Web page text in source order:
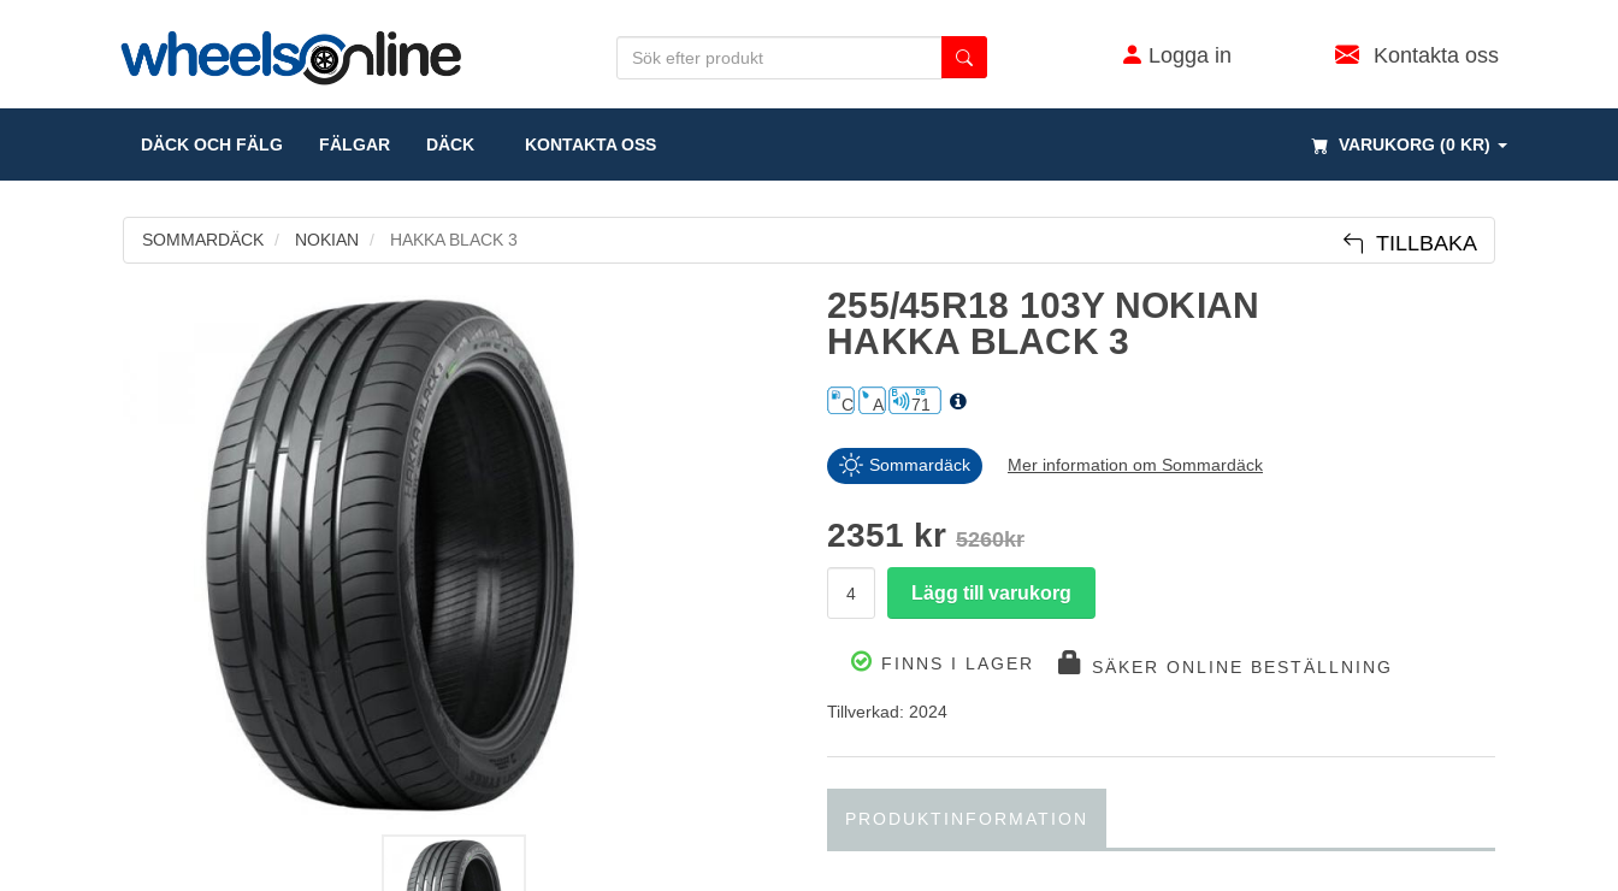
Logga in Kontakta oss
VARUKORG (0 KR)
DÄCK OCH FÄLG FÄLGAR DÄCK KONTAKTA OSS
SOMMARDÄCK NOKIAN HAKKA BLACK 3 TILLBAKA
255/45R18 103Y NOKIAN
HAKKA BLACK 3
C A 71
Sommardäck Mer information om Sommardäck
2351 kr 5260kr
FINNS I LAGER SÄKER ONLINE BESTÄLLNING
Tillverkad: 2024
PRODUKTINFORMATION